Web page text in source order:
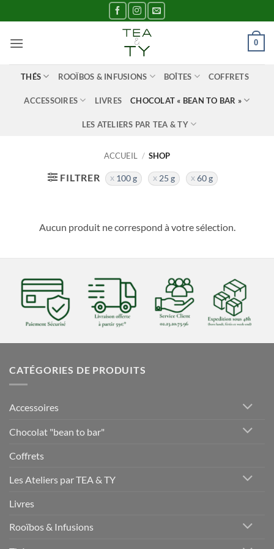
au
contenu
0
THÉS ROOÏBOS & INFUSIONS BOÎTES COFFRETS
ACCESSOIRES LIVRES CHOCOLAT « BEAN TO BAR »
LES ATELIERS PAR TEA & TY
ACCUEIL / SHOP
FILTRER 100 g 25 g 60 g
Aucun produit ne correspond à votre sélection.
CATÉGORIES DE PRODUITS
Accessoires
Chocolat "bean to bar"
Coffrets
Les Ateliers par TEA & TY
Livres
Rooïbos & Infusions